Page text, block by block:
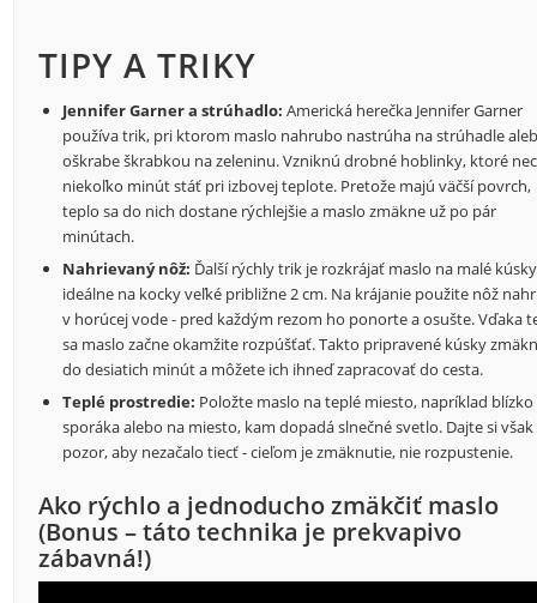
TIPY A TRIKY
Jennifer Garner a strúhadlo: Americká herečka Jennifer Garner
používa trik, pri ktorom maslo nahrubo nastrúha na strúhadle
oškrabe škrabkou na zeleninu. Vzniknú drobné hoblinky, ktoré
niekoľko minút stáť pri izbovej teplote. Pretože majú väčší povrch,
teplo sa do nich dostane rýchlejšie a maslo zmäkne už po pár
minútach.
Nahrievaný nôž: Ďalší rýchly trik je rozkrájať maslo na malé
ideálne na kocky veľké približne 2 cm. Na krájanie použite nôž
v horúcej vode - pred každým rezom ho ponorte a osušte. Vďaka
sa maslo začne okamžite rozpúšťať. Takto pripravené kúsky
do desiatich minút a môžete ich ihneď zapracovať do cesta.
Teplé prostredie: Položte maslo na teplé miesto, napríklad blízko
sporáka alebo na miesto, kam dopadá slnečné svetlo. Dajte si však
pozor, aby nezačalo tiecť - cieľom je zmäknutie, nie rozpustenie.
Ako rýchlo a jednoducho zmäkčiť maslo
(Bonus – táto technika je prekvapivo
zábavná!)